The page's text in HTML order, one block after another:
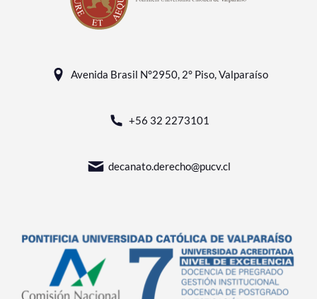
Avenida Brasil N°2950, 2° Piso, Valparaíso
+56 32 2273101
decanato.derecho@pucv.cl